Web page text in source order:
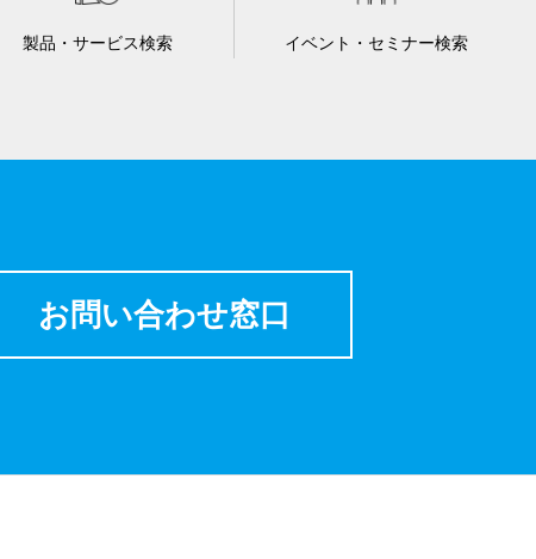
製品・サービス検索 イベント・セミナー検索
お問い合わせ窓口